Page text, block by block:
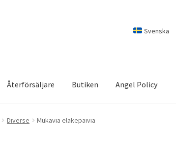
Svenska
Återförsäljare Butiken Angel Policy
Diverse Mukavia eläkepäiviä